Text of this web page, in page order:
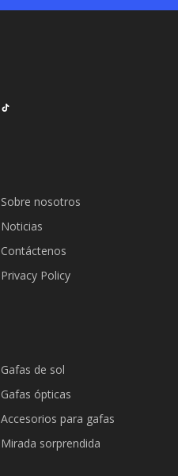
Sobre nosotros
Noticias
Contáctenos
Privacy Policy
Gafas de sol
Gafas ópticas
Accesorios para gafas
Mirada sorprendida